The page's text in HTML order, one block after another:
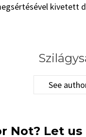
kivetett
See
Not? Let us